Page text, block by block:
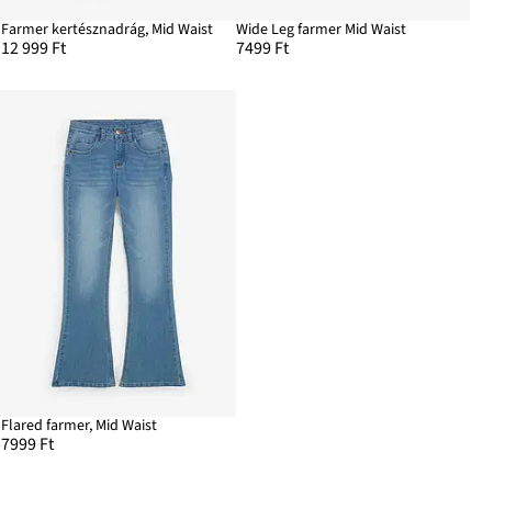
Farmer kertésznadrág, Mid Waist
12 999 Ft
Wide Leg farmer Mid Waist
7499 Ft
Flared farmer, Mid Waist
7999 Ft